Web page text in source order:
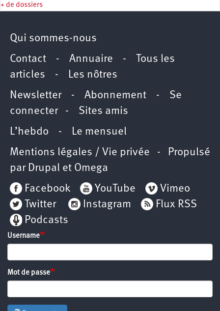
+ de dossiers
Qui sommes-nous
Contact - Annuaire -
Tous les
articles - Les nôtres
Newsletter- Abonnement - Se
connecter- Sites amis
L’hebdo - Le mensuel
Mentions légales / Vie privée - Propulsé
par Drupal et Omega
Facebook
YouTube
Vimeo
Twitter
Instagram
Flux RSS
Podcasts
Username
Mot de passe